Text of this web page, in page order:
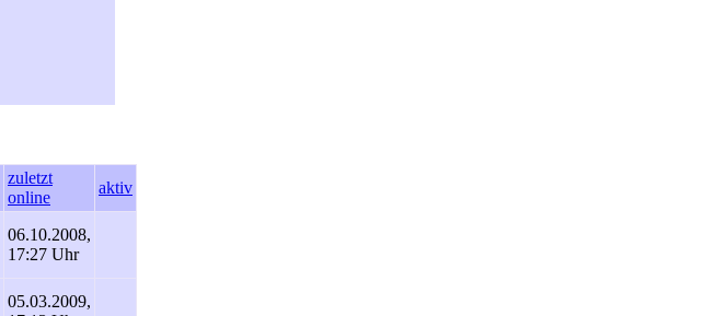
zuletzt
online
aktiv
06.10.2008,
17:27 Uhr
05.03.2009,